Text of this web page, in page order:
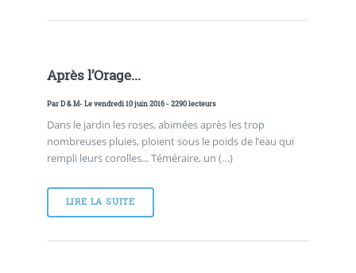
Après l’Orage...
ParD & M- Le vendredi 10 juin 2016 - 2290 lecteurs
Dans le jardin les roses, abimées après les trop
nombreuses pluies, ploient sous le poids de l’eau qui
rempli leurs corolles... Téméraire, un (…)
LIRE LA SUITE